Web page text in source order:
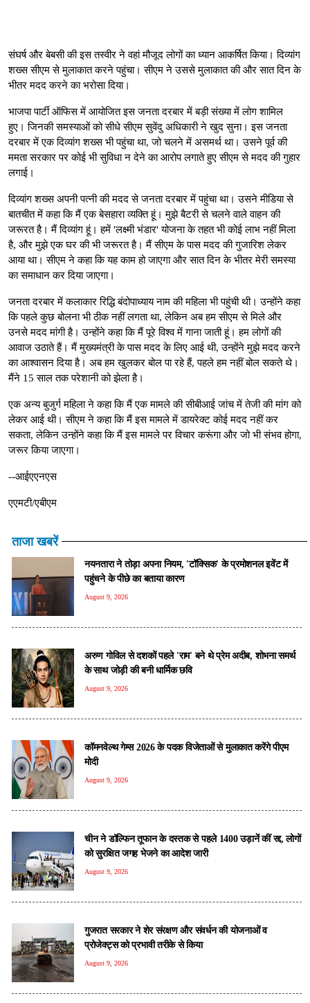
संघर्ष और बेबसी की इस तस्वीर ने वहां मौजूद लोगों का ध्यान आकर्षित किया। दिव्यांग
शख्स सीएम से मुलाकात करने पहुंचा। सीएम ने उससे मुलाकात की और सात दिन के
भीतर मदद करने का भरोसा दिया।
भाजपा पार्टी ऑफिस में आयोजित इस जनता दरबार में बड़ी संख्या में लोग शामिल
हुए। जिनकी समस्याओं को सीधे सीएम सुवेंदु अधिकारी ने खुद सुना। इस जनता
दरबार में एक दिव्यांग शख्स भी पहुंचा था, जो चलने में असमर्थ था। उसने पूर्व की
ममता सरकार पर कोई भी सुविधा न देने का आरोप लगाते हुए सीएम से मदद की गुहार
लगाई।
दिव्यांग शख्स अपनी पत्नी की मदद से जनता दरबार में पहुंचा था। उसने मीडिया से
बातचीत में कहा कि मैं एक बेसहारा व्यक्ति हूं। मुझे बैटरी से चलने वाले वाहन की
जरूरत है। मैं दिव्यांग हूं। हमें 'लक्ष्मी भंडार' योजना के तहत भी कोई लाभ नहीं मिला
है, और मुझे एक घर की भी जरूरत है। मैं सीएम के पास मदद की गुजारिश लेकर
आया था। सीएम ने कहा कि यह काम हो जाएगा और सात दिन के भीतर मेरी समस्या
का समाधान कर दिया जाएगा।
जनता दरबार में कलाकार रिद्धि बंदोपाध्याय नाम की महिला भी पहुंची थी। उन्होंने कहा
कि पहले कुछ बोलना भी ठीक नहीं लगता था, लेकिन अब हम सीएम से मिले और
उनसे मदद मांगी है। उन्होंने कहा कि मैं पूरे विश्व में गाना जाती हूं। हम लोगों की
आवाज उठाते हैं। मैं मुख्यमंत्री के पास मदद के लिए आई थी, उन्होंने मुझे मदद करने
का आश्वासन दिया है। अब हम खुलकर बोल पा रहे हैं, पहले हम नहीं बोल सकते थे।
मैंने 15 साल तक परेशानी को झेला है।
एक अन्य बुजुर्ग महिला ने कहा कि मैं एक मामले की सीबीआई जांच में तेजी की मांग को
लेकर आई थी। सीएम ने कहा कि मैं इस मामले में डायरेक्ट कोई मदद नहीं कर
सकता, लेकिन उन्होंने कहा कि मैं इस मामले पर विचार करूंगा और जो भी संभव होगा,
जरूर किया जाएगा।
--आईएएनएस
एएमटी/एबीएम
ताजा खबरें
नयनतारा ने तोड़ा अपना नियम, 'टॉक्सिक' के प्रमोशनल इवेंट में
पहुंचने के पीछे का बताया कारण
August 9, 2026
अरुण गोविल से दशकों पहले 'राम' बने थे प्रेम अदीब, शोभना समर्थ
के साथ जोड़ी की बनी धार्मिक छवि
August 9, 2026
कॉमनवेल्थ गेम्स 2026 के पदक विजेताओं से मुलाकात करेंगे पीएम
मोदी
August 9, 2026
चीन ने डॉल्फिन तूफान के दस्तक से पहले 1400 उड़ानें कीं रद्द, लोगों
को सुरक्षित जगह भेजने का आदेश जारी
August 9, 2026
गुजरात सरकार ने शेर संरक्षण और संवर्धन की योजनाओं व
प्रोजेक्ट्स को प्रभावी तरीके से किया
August 9, 2026